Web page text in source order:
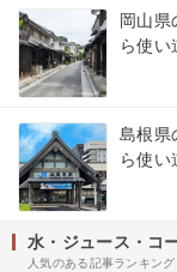
岡山県
ら使い
島根県
ら使い
水・ジュース・コ
人気のある記事ランキング